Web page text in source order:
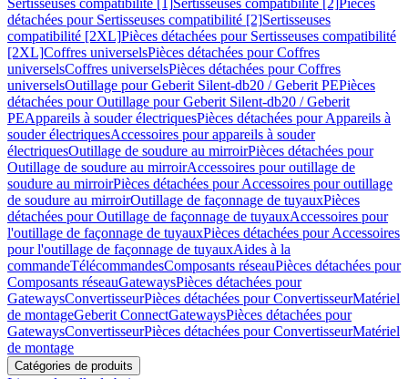
Sertisseuses compatibilité [1]Sertisseuses compatibilité [2]Pièces
détachées pour Sertisseuses compatibilité [2]Sertisseuses
compatibilité [2XL]Pièces détachées pour Sertisseuses compatibilité
[2XL]Coffres universelsPièces détachées pour Coffres
universelsCoffres universelsPièces détachées pour Coffres
universelsOutillage pour Geberit Silent-db20 / Geberit PEPièces
détachées pour Outillage pour Geberit Silent-db20 / Geberit
PEAppareils à souder électriquesPièces détachées pour Appareils à
souder électriquesAccessoires pour appareils à souder
électriquesOutillage de soudure au mirroirPièces détachées pour
Outillage de soudure au mirroirAccessoires pour outillage de
soudure au mirroirPièces détachées pour Accessoires pour outillage
de soudure au mirroirOutillage de façonnage de tuyauxPièces
détachées pour Outillage de façonnage de tuyauxAccessoires pour
l'outillage de façonnage de tuyauxPièces détachées pour Accessoires
pour l'outillage de façonnage de tuyauxAides à la
commandeTélécommandesComposants réseauPièces détachées pour
Composants réseauGatewaysPièces détachées pour
GatewaysConvertisseurPièces détachées pour ConvertisseurMatériel
de montageGeberit ConnectGatewaysPièces détachées pour
GatewaysConvertisseurPièces détachées pour ConvertisseurMatériel
de montage
Catégories de produits